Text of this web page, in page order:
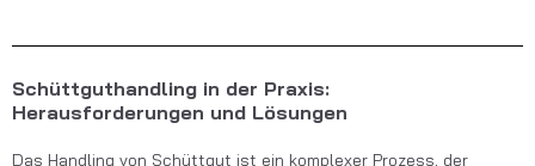
Schüttguthandling in der Praxis:
Herausforderungen und Lösungen
Das Handling von Schüttgut ist ein komplexer Prozess, der